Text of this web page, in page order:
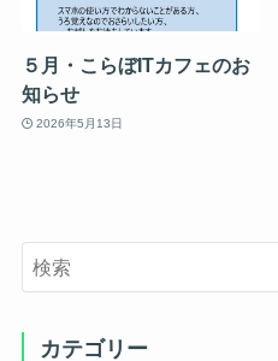
５月・こらぼITカフェのお
知らせ
2026年5月13日
カテゴリー